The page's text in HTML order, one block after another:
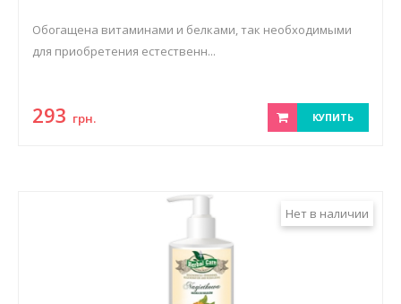
Обогащена витаминами и белками, так необходимыми
для приобретения естественн...
293 грн. КУПИТЬ
Нет в наличии